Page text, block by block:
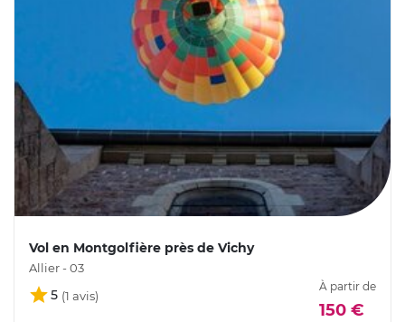
Vol en Montgolfière près de Vichy
Allier - 03
5
À partir de
150 €